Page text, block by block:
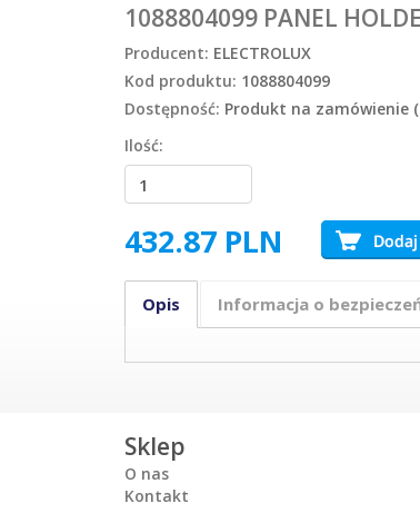
1088804099 PANEL
Producent: ELECTROLUX
Kod produktu: 1088804099
Dostępność: Produkt na zamówienie
Ilość:
432.87 PLN
Opis Informacja o
Sklep
O nas
Kontakt